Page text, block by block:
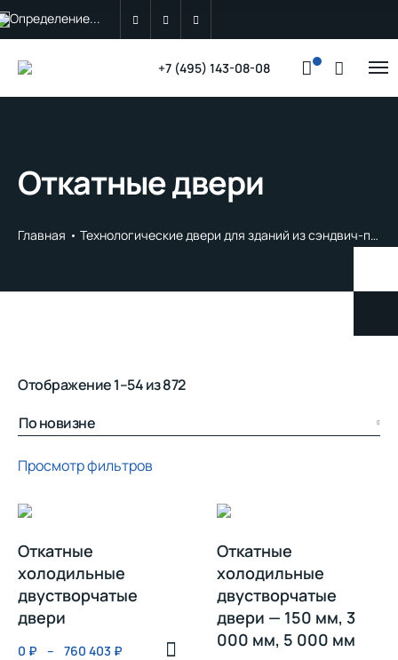
Определение...
+7 (495) 143-08-08
Откатные двери
Главная Технологические двери для зданий из сэндвич-панелей
Отображение 1–54 из 872
Просмотр фильтров
Откатные
холодильные
двустворчатые
двери
0 ₽ – 760 403 ₽
Откатные
холодильные
двустворчатые
двери — 150 мм, 3
000 мм, 5 000 мм